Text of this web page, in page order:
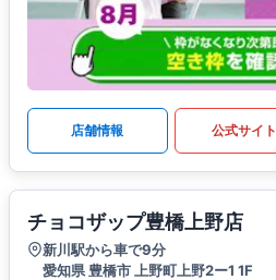
店舗情報 公式サイト
チョコザップ豊橋上野店
新川駅から車で9分
愛知県 豊橋市 上野町上野2ー1 1F